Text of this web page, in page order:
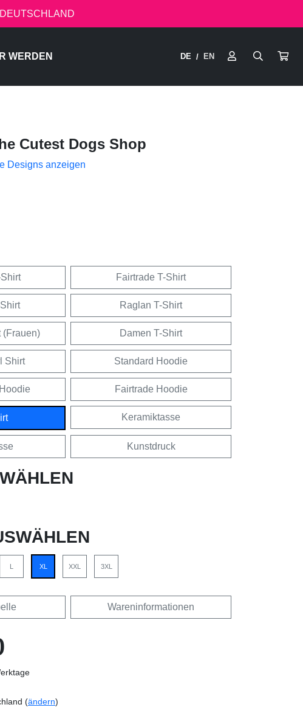
WERDEN DE / EN
Cutest Dogs Shop
Designs anzeigen
Fairtrade T-Shirt
Raglan T-Shirt
(Frauen) Damen T-Shirt
Shirt Standard Hoodie
Fairtrade Hoodie
Keramiktasse
Kunstdruck
XL XXL 3XL
Wareninformationen
(ändern)